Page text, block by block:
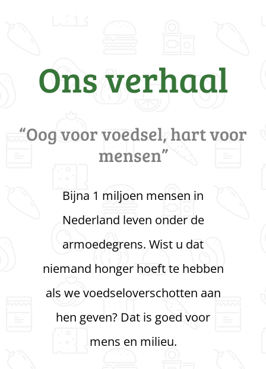
Ons verhaal
“Oog voor voedsel, hart voor
mensen”
Bijna 1 miljoen mensen in
Nederland leven onder de
armoedegrens. Wist u dat
niemand honger hoeft te hebben
als we voedseloverschotten aan
hen geven? Dat is goed voor
mens en milieu.